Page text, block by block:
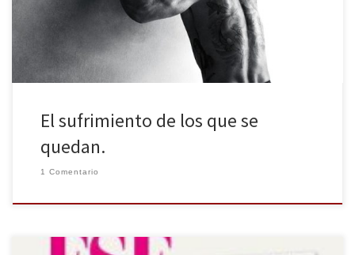
críticas de medio mundo. Y […]
El sufrimiento de los que se
quedan.
1 Comentario